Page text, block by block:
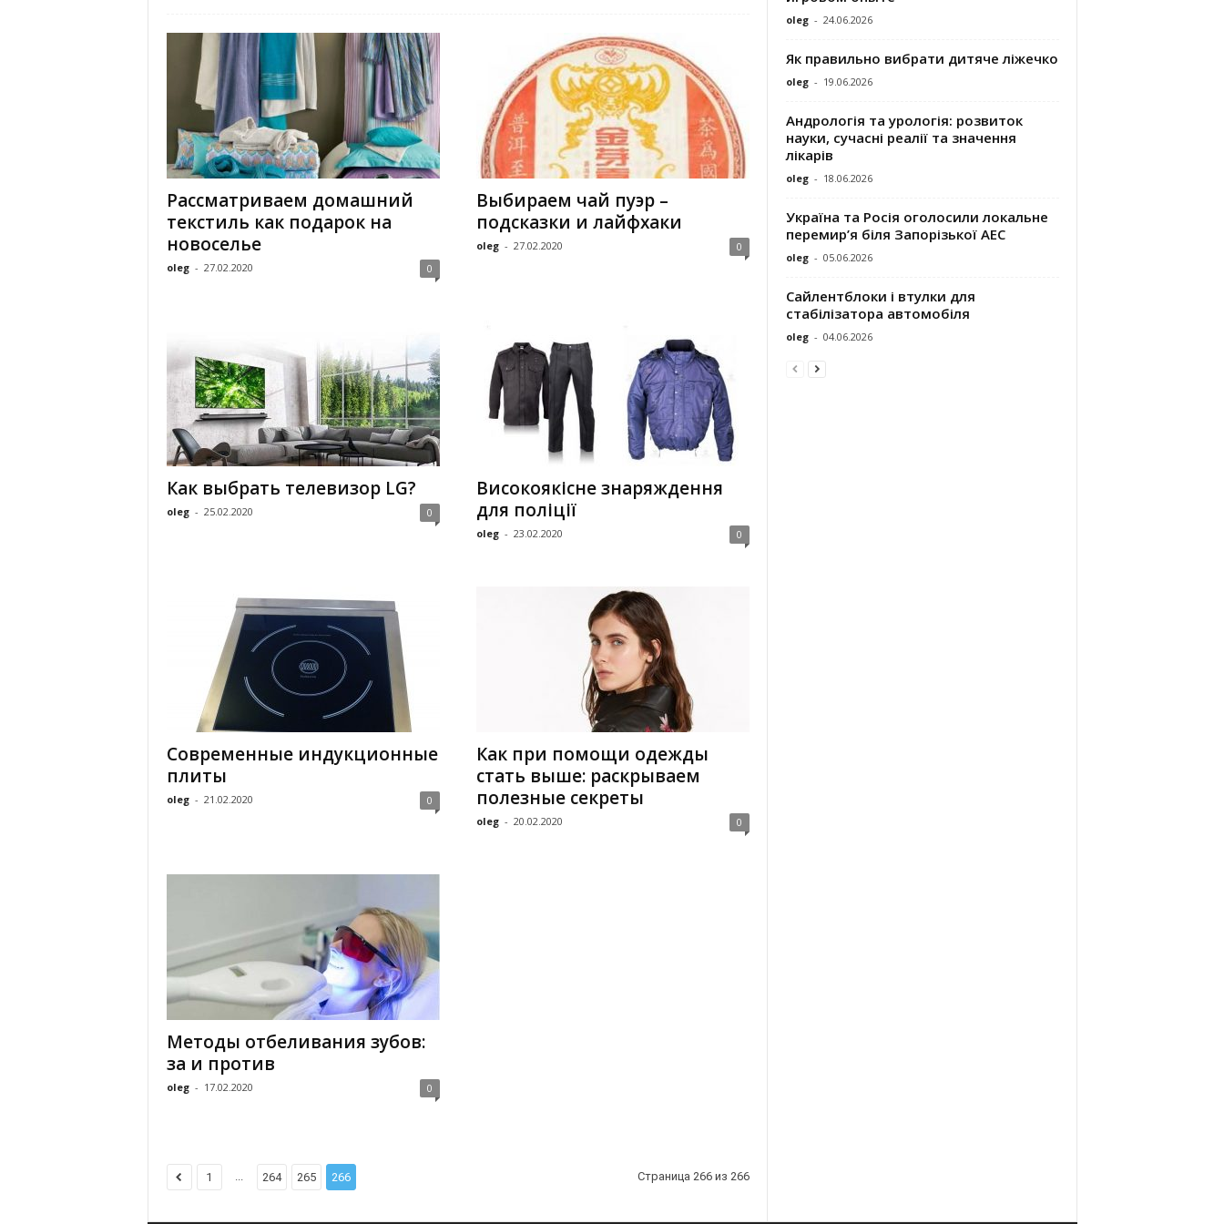
Рассматриваем домашний
текстиль как подарок на
новоселье
oleg - 27.02.2020 0
Выбираем чай пуэр –
подсказки и лайфхаки
oleg - 27.02.2020 0
Как выбрать телевизор LG?
oleg - 25.02.2020 0
Високоякісне знаряждення
для поліції
oleg - 23.02.2020 0
Современные индукционные
плиты
oleg - 21.02.2020 0
Как при помощи одежды
стать выше: раскрываем
полезные секреты
oleg - 20.02.2020 0
Методы отбеливания зубов:
за и против
oleg - 17.02.2020 0
1 ... 264 265 266 Страница 266 из 266
oleg - 24.06.2026
Як правильно вибрати дитяче ліжечко
oleg - 19.06.2026
Андрологія та урологія: розвиток
науки, сучасні реалії та значення
лікарів
oleg - 18.06.2026
Україна та Росія оголосили локальне
перемир’я біля Запорізької АЕС
oleg - 05.06.2026
Сайлентблоки і втулки для
стабілізатора автомобіля
oleg - 04.06.2026